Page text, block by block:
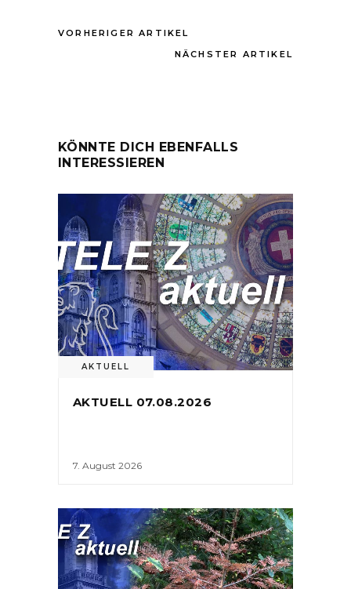
VORHERIGER ARTIKEL
NÄCHSTER ARTIKEL
KÖNNTE DICH EBENFALLS
INTERESSIEREN
AKTUELL
AKTUELL 07.08.2026
7. August 2026